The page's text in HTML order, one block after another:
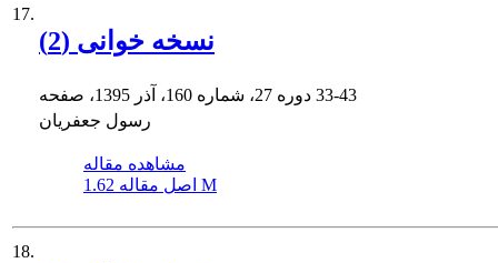
17.
نسخه خوانی (2)
33-43
رسول جعفریان
مشاهده مقاله
اصل مقاله 1.62 M
18.